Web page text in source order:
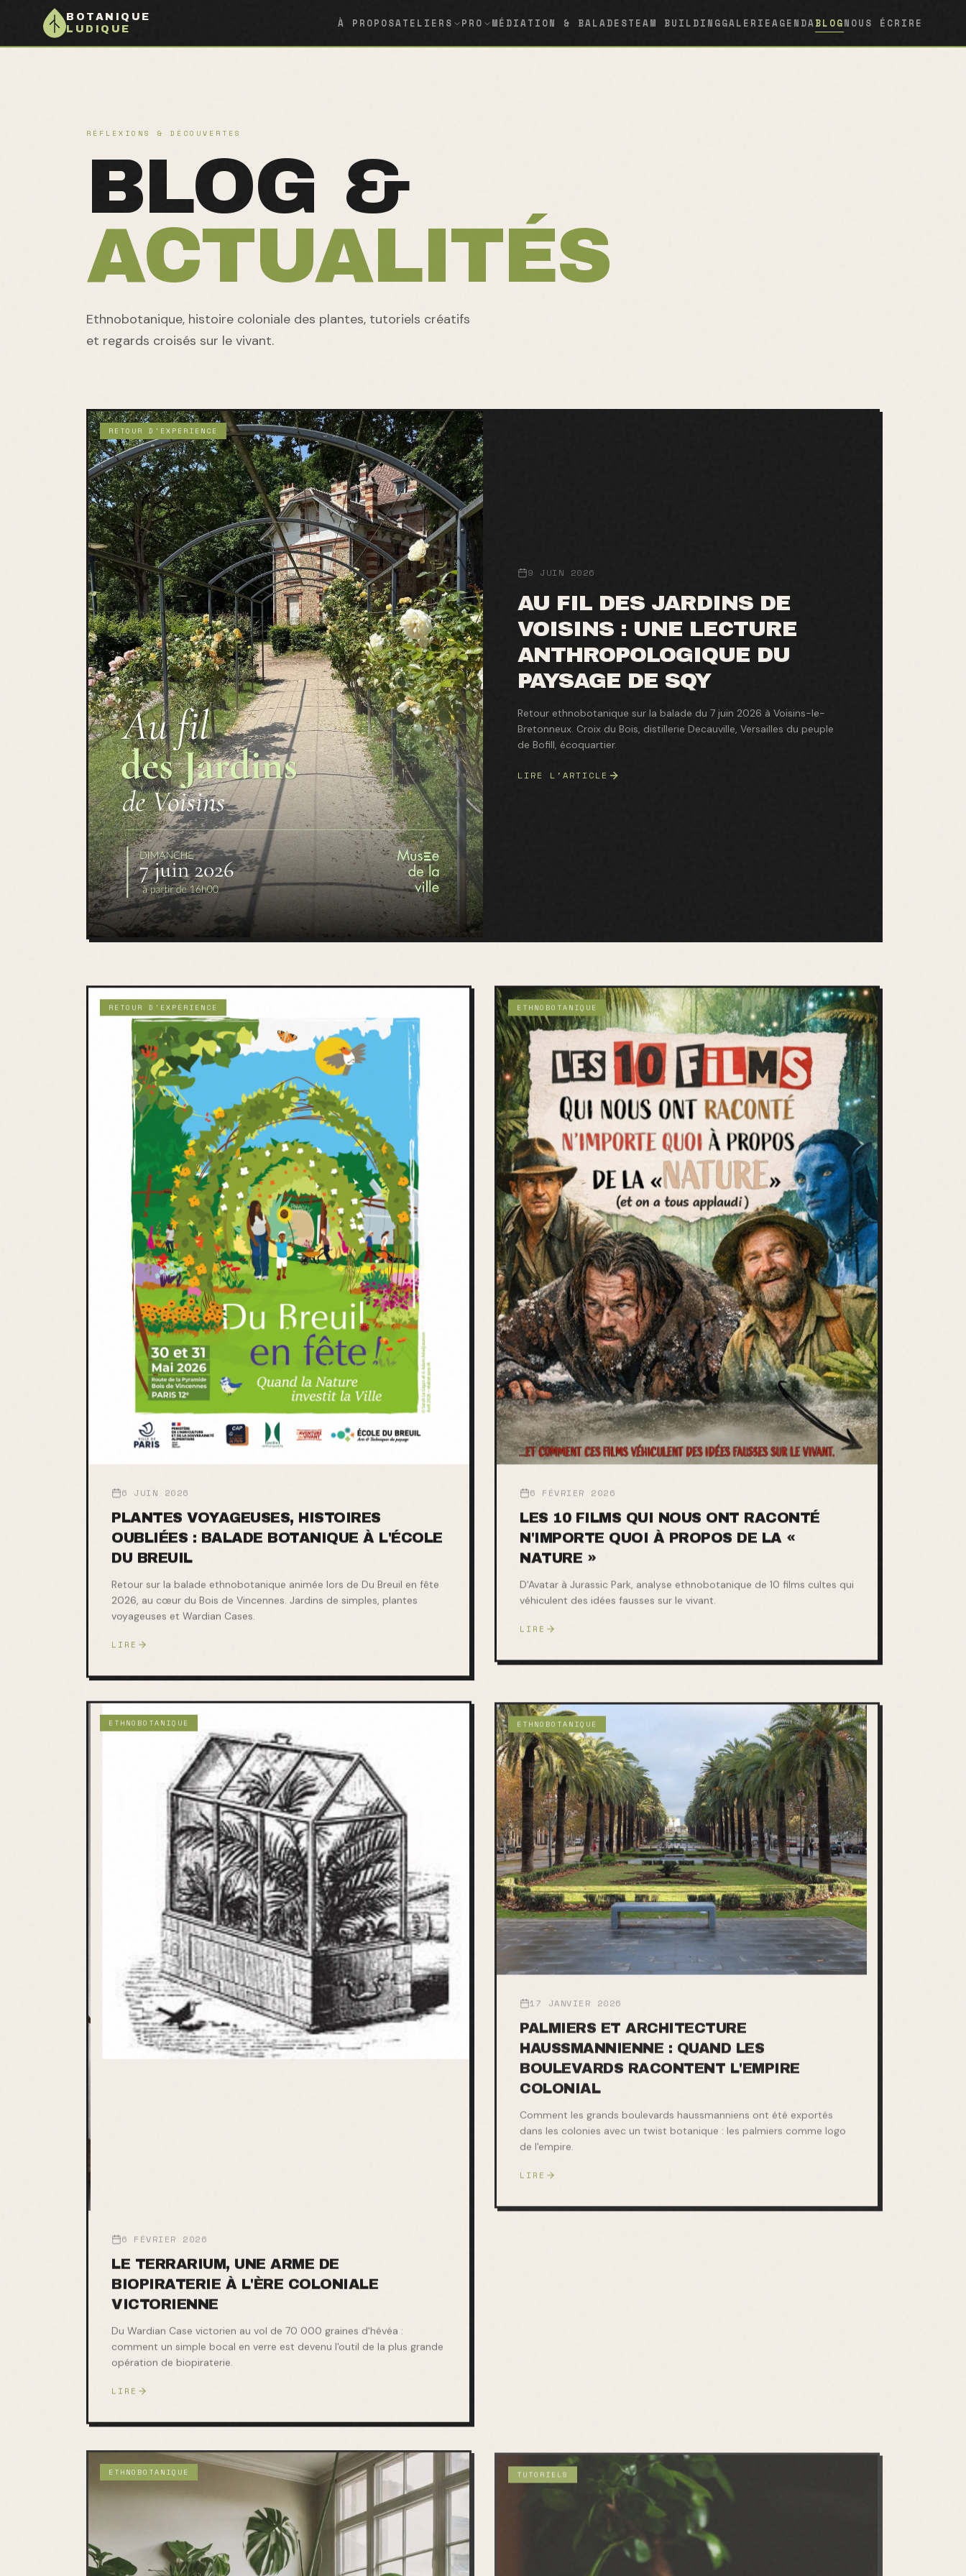
BOTANIQUE
LUDIQUE
À PROPOSATELIERS PRO MÉDIATION & BALADESTEAM BUILDINGGALERIEAGENDABLOGNOUS ÉCRIRE
RÉFLEXIONS & DÉCOUVERTES
BLOG &
ACTUALITÉS
Ethnobotanique, histoire coloniale des plantes, tutoriels créatifs
et regards croisés sur le vivant.
RETOUR D'EXPÉRIENCE
9 JUIN 2026
AU FIL DES JARDINS DE
VOISINS : UNE LECTURE
ANTHROPOLOGIQUE DU
PAYSAGE DE SQY
Retour ethnobotanique sur la balade du 7 juin 2026 à Voisins-le-
Bretonneux. Croix du Bois, distillerie Decauville, Versailles du peuple
de Bofill, écoquartier.
LIRE L'ARTICLE
RETOUR D'EXPÉRIENCE
6 JUIN 2026
PLANTES VOYAGEUSES, HISTOIRES
OUBLIÉES : BALADE BOTANIQUE À L'ÉCOLE
DU BREUIL
Retour sur la balade ethnobotanique animée lors de Du Breuil en fête
2026, au cœur du Bois de Vincennes. Jardins de simples, plantes
voyageuses et Wardian Cases.
LIRE
ETHNOBOTANIQUE
6 FÉVRIER 2026
LES 10 FILMS QUI NOUS ONT RACONTÉ
N'IMPORTE QUOI À PROPOS DE LA «
NATURE »
D'Avatar à Jurassic Park, analyse ethnobotanique de 10 films cultes qui
véhiculent des idées fausses sur le vivant.
LIRE
ETHNOBOTANIQUE
6 FÉVRIER 2026
LE TERRARIUM, UNE ARME DE
BIOPIRATERIE À L'ÈRE COLONIALE
VICTORIENNE
Du Wardian Case victorien au vol de 70 000 graines d'hévéa :
comment un simple bocal en verre est devenu l'outil de la plus grande
opération de biopiraterie.
LIRE
ETHNOBOTANIQUE
17 JANVIER 2026
PALMIERS ET ARCHITECTURE
HAUSSMANNIENNE : QUAND LES
BOULEVARDS RACONTENT L'EMPIRE
COLONIAL
Comment les grands boulevards haussmanniens ont été exportés
dans les colonies avec un twist botanique : les palmiers comme logo
de l'empire.
LIRE
ETHNOBOTANIQUE TUTORIELS